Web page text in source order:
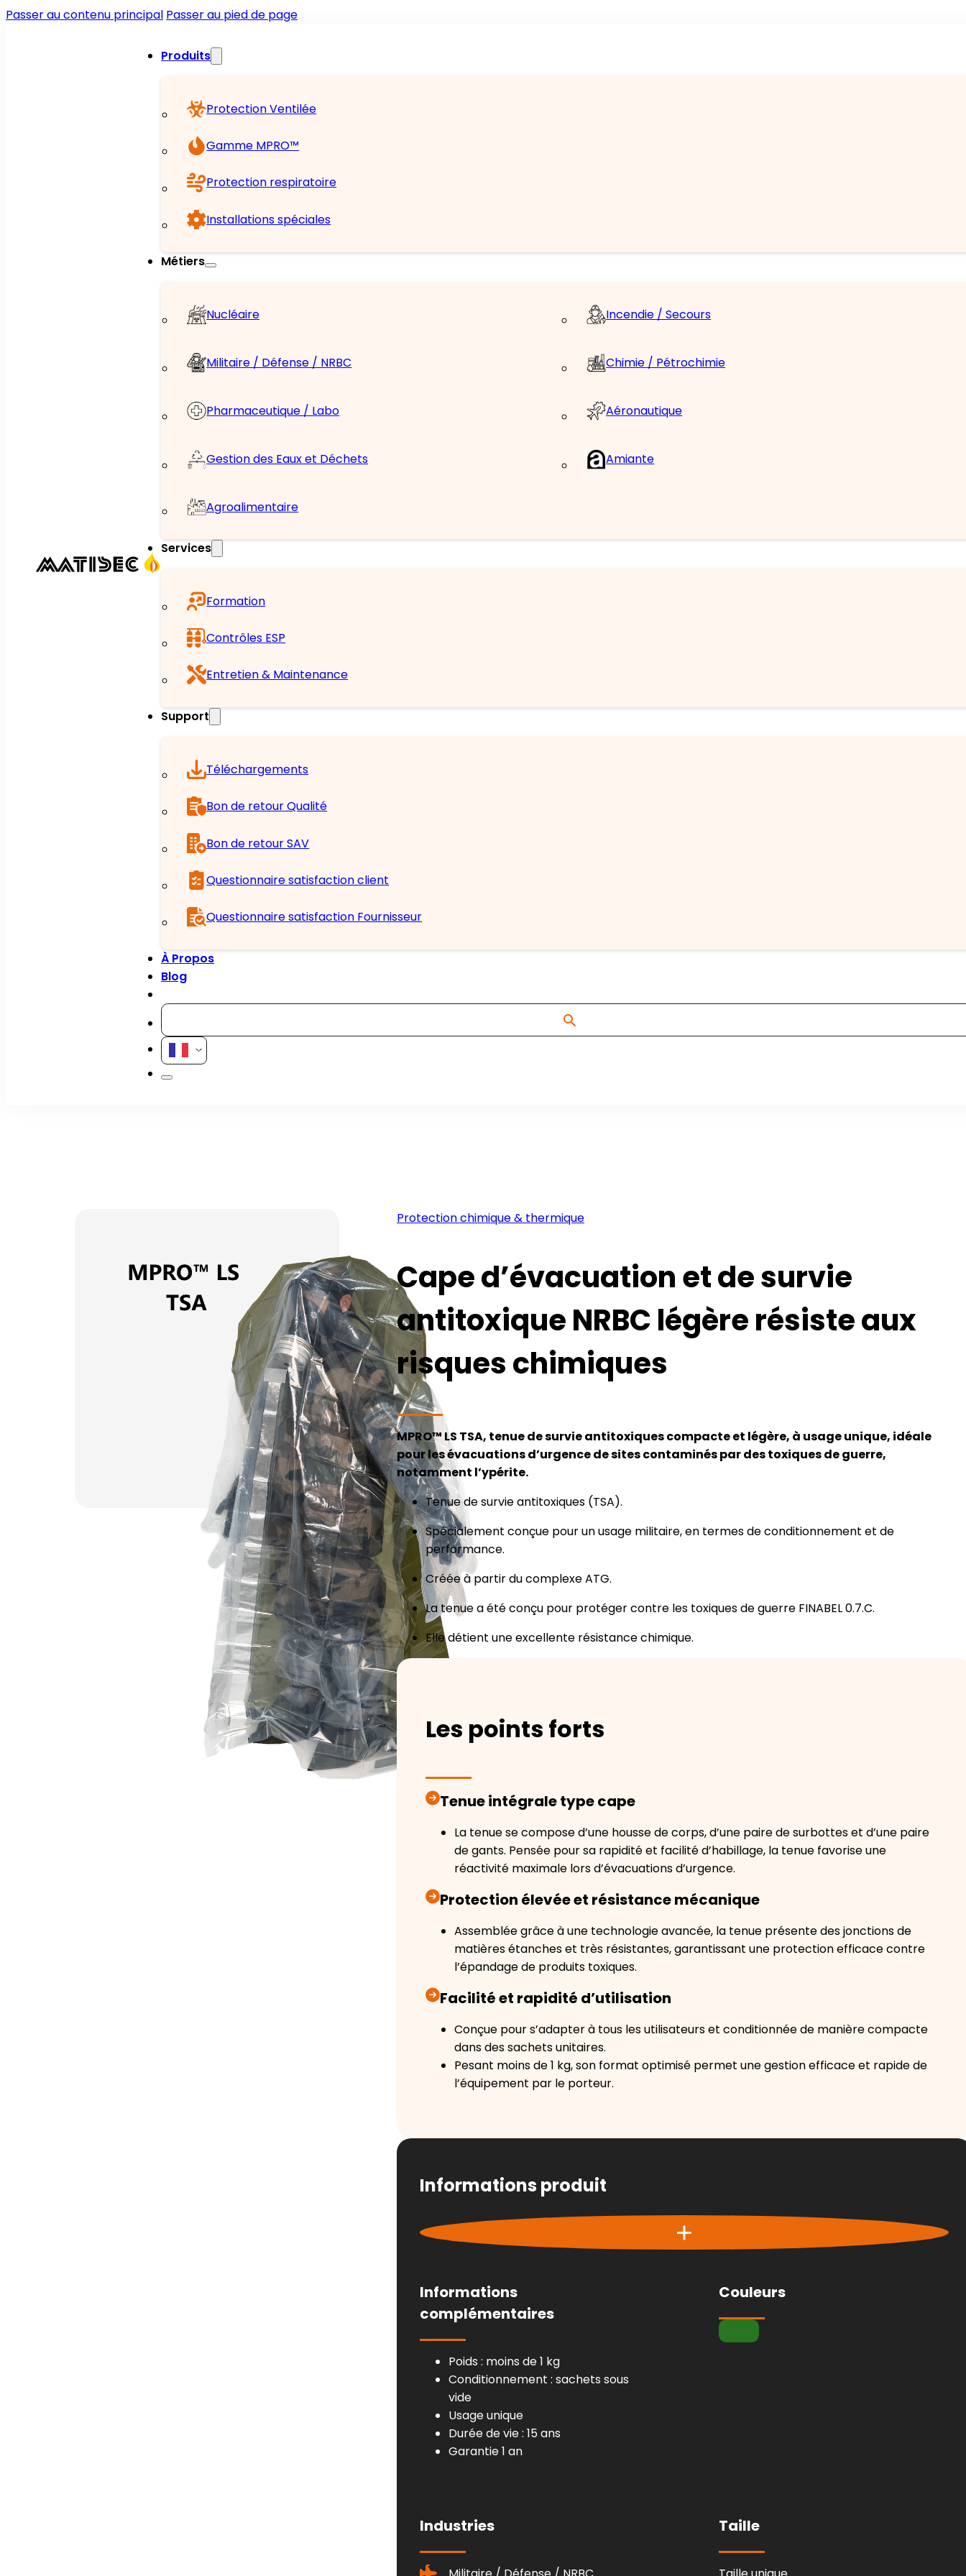
Passer au contenu principal Passer au pied de page
Produits
Protection Ventilée
Gamme MPRO™
Protection respiratoire
Installations spéciales
Métiers
Nucléaire Incendie / Secours
Militaire / Défense / NRBC Chimie / Pétrochimie
Pharmaceutique / Labo Aéronautique
Gestion des Eaux et Déchets Amiante
Agroalimentaire
Services
Formation
Contrôles ESP
Entretien & Maintenance
Support
Téléchargements
Bon de retour Qualité
Bon de retour SAV
Questionnaire satisfaction client
Questionnaire satisfaction Fournisseur
À Propos
Blog
Protection chimique & thermique
Cape d’évacuation et de survie
antitoxique NRBC légère résiste aux
risques chimiques
MPRO™ LS TSA, tenue de survie antitoxiques compacte et légère, à usage unique, idéale
pour les évacuations d’urgence de sitescontaminés par des toxiques de guerre,
notamment l’ypérite.
Tenue de survie antitoxiques (TSA).
Spécialement conçue pour un usage militaire, en termes de conditionnement et de
performance.
Créée à partir du complexe ATG.
La tenue a été conçu pour protéger contre les toxiques de guerre FINABEL 0.7.C.
Elle détient une excellente résistance chimique.
Les points forts
Tenue intégrale type cape
La tenue se compose d’une housse de corps, d’une paire de surbottes et d’une paire
de gants. Pensée pour sa rapidité et facilité d’habillage, la tenue favorise une
réactivité maximale lors d’évacuations d’urgence.
Protection élevée et résistance mécanique
Assemblée grâce à une technologie avancée, la tenue présente des jonctions de
matières étanches et très résistantes, garantissant une protection efficace contre
l’épandage de produits toxiques.
Facilité et rapidité d’utilisation
Conçue pour s’adapter à tous les utilisateurs et conditionnée de manière compacte
dans des sachets unitaires.
Pesant moins de 1 kg, son format optimisé permet une gestion efficace et rapide de
l’équipement par le porteur.
Informations produit
Informations
complémentaires
Poids : moins de 1 kg
Conditionnement : sachets sous
vide
Usage unique
Durée de vie : 15 ans
Garantie 1 an
Couleurs
Industries Taille